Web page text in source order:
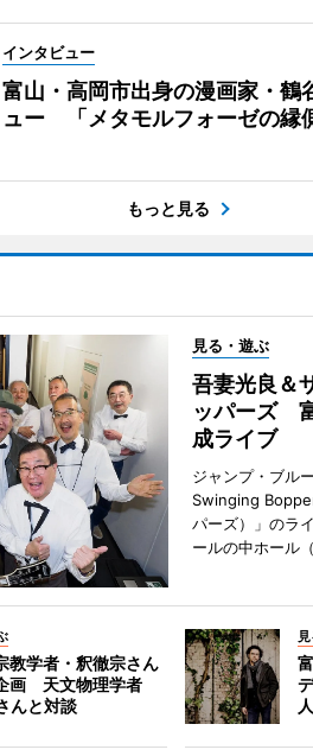
インタビュー
富山・高岡市出身の漫画家・鶴
ュー 「メタモルフォーゼの縁
もっと見る
見る・遊ぶ
吾妻光良＆
ッパーズ
成ライブ
ジャンプ・ブル
Swinging
パーズ）」のラ
ールの中ホール
教学者・釈徹宗さん
画 天文物理学者
んと対談